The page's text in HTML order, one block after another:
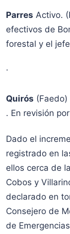
Parres Activo.
efectivos de
forestal y el
·
Quirós (Faedo)
. En revisión
Dado el
registrado en
ellos cerca de
Cobos y
declarado en
Consejero de
de